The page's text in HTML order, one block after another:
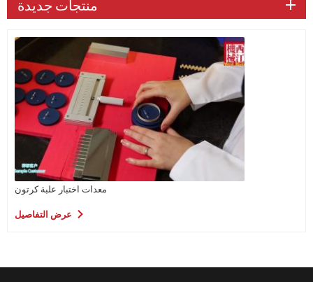
منتجات جديدة
معدات اختبار علبة كرتون
عرض التفاصيل